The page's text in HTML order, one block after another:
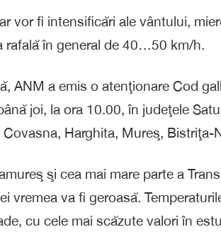
vor fi intensificări ale vântului,
rafală în general de 40…50 km/h.
ANM a emis o atenţionare Cod
joi, la ora 10.00, în judeţele
Covasna, Harghita, Mureş, Bistriţa-
şi cea mai mare parte a
vremea va fi geroasă.
cu cele mai scăzute valori în